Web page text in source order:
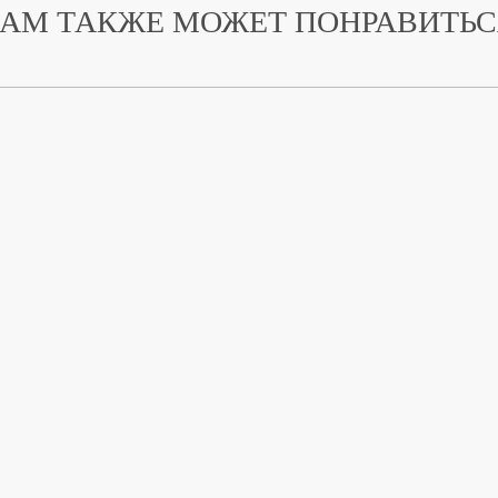
ТАКЖЕ МОЖЕТ